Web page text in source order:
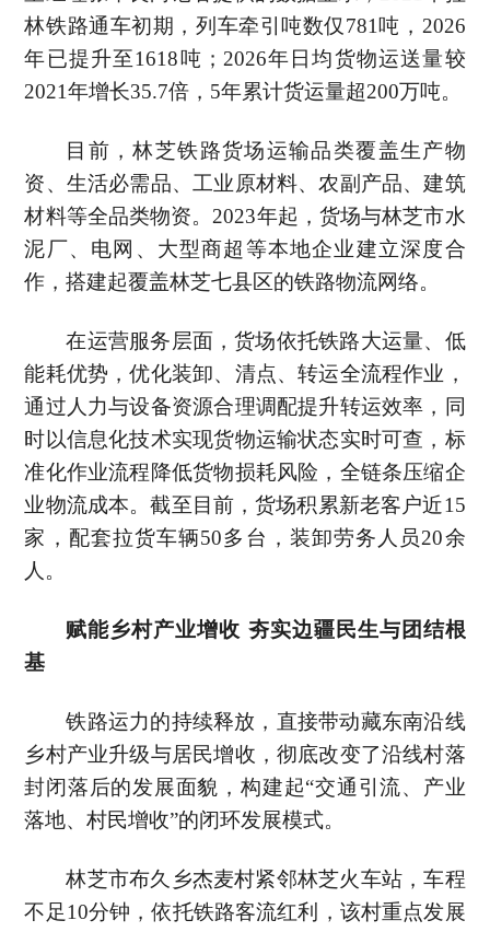
林铁路通车初期，列车牵引吨数仅781吨，2026
年已提升至1618吨；2026年日均货物运送量较
2021年增长35.7倍，5年累计货运量超200万吨。
目前，林芝铁路货场运输品类覆盖生产物
资、生活必需品、工业原材料、农副产品、建筑
材料等全品类物资。2023年起，货场与林芝市水
泥厂、电网、大型商超等本地企业建立深度合
作，搭建起覆盖林芝七县区的铁路物流网络。
在运营服务层面，货场依托铁路大运量、低
能耗优势，优化装卸、清点、转运全流程作业，
通过人力与设备资源合理调配提升转运效率，同
时以信息化技术实现货物运输状态实时可查，标
准化作业流程降低货物损耗风险，全链条压缩企
业物流成本。截至目前，货场积累新老客户近15
家，配套拉货车辆50多台，装卸劳务人员20余
人。
赋能乡村产业增收 夯实边疆民生与团结根
基
铁路运力的持续释放，直接带动藏东南沿线
乡村产业升级与居民增收，彻底改变了沿线村落
封闭落后的发展面貌，构建起“交通引流、产业
落地、村民增收”的闭环发展模式。
林芝市布久乡杰麦村紧邻林芝火车站，车程
不足10分钟，依托铁路客流红利，该村重点发展